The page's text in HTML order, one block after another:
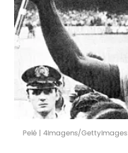
Pelé | 4Imagens/GettyImages